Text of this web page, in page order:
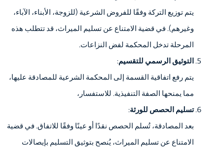
يتم توزيع التركة وفقًا للفروض الشرعية (للزوجة، الأبناء، الآباء،
وغيرهم). في قضية الامتناع عن تسليم الميراث، قد تتطلب هذه
المرحلة تدخل المحكمة لفض النزاعات.
التوثيق الرسمي للتقسيم:
يتم رفع اتفاقية القسمة إلى المحكمة الشرعية للمصادقة عليها،
مما يمنحها الصفة التنفيذية. للاستفسار،
تسليم الحصص للورثة:
بعد المصادقة، تُسلم الحصص نقدًا أو عينًا وفقًا للاتفاق. في قضية
الامتناع عن تسليم الميراث، يُنصح بتوثيق التسليم بإيصالات